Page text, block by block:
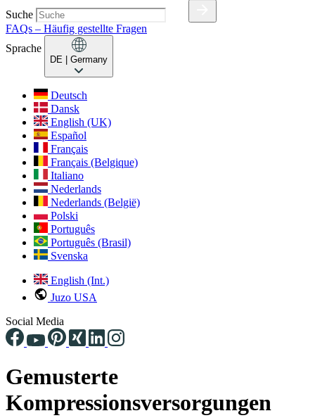
Suche
FAQs – Häufig gestellte Fragen
Sprache
DE | Germany
Deutsch
Dansk
English (UK)
Español
Français
Français (Belgique)
Italiano
Nederlands
Nederlands (België)
Polski
Português
Português (Brasil)
Svenska
English (Int.)
Juzo USA
Social Media
Gemusterte
Kompressionsversorgungen